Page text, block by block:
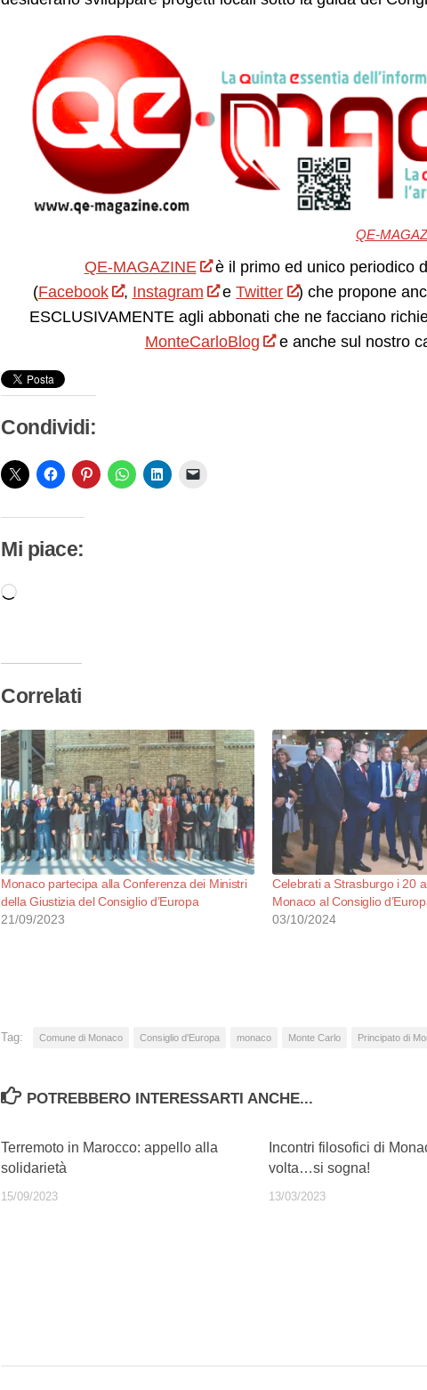
QE-
QE-MAGAZINE
è il primo ed unico periodico
(Facebook , Instagram eTwitter
) che propone
ESCLUSIVAMENTE agli abbonati che ne facciano
MonteCarloBlog
e anche sul nostro
Condividi:
Mi piace:
Caricamento
Correlati
Monaco partecipa alla Conferenza dei Ministri
della Giustizia del Consiglio d’Europa
21/09/2023
Celebrati a Strasburgo i 20
Monaco al Consiglio
03/10/2024
Tag: Comune di Monaco Consiglio d'Europa monaco Monte Carlo Principato di
POTREBBERO INTERESSARTI ANCHE...
Terremoto in Marocco: appello alla
solidarietà
15/09/2023
Incontri filosofici di
volta…si sogna!
13/03/2023